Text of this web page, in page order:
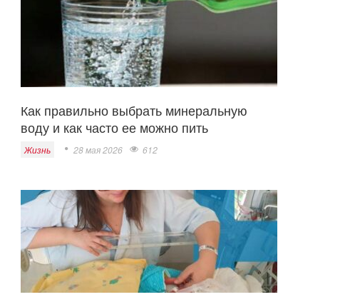
Как правильно выбрать минеральную
воду и как часто ее можно пить
Жизнь 28 мая 2026 612